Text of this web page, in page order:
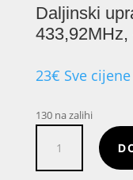
Daljinski
433,92MHz,
23€ Sve
130 na zalihi
upravljač
KEY